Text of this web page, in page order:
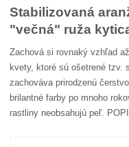
Stabilizovaná
"večná" ruža
Zachová si rovnaký vzhľad
kvety, ktoré sú ošetrené tzv.
zachováva prirodzenú
brilantné farby po mnoho
rastliny neobsahujú peľ.